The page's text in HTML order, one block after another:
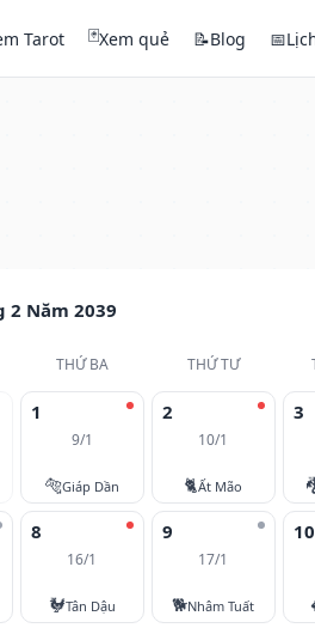
Tarot 🃏Xem quẻ 📝Blog 📅
2 Năm 2039
THỨ BA THỨ TƯ
1
9/1
🐅Giáp Dần
2
10/1
🐈Ất Mão
3
8
16/1
🐓Tân Dậu
9
17/1
🐕Nhâm Tuất
10